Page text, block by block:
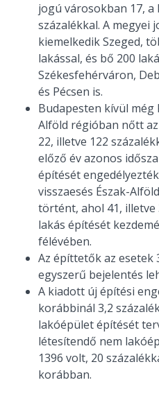
jogú városokban 17, a
százalékkal. A megyei
kiemelkedik Szeged,
lakással, és bő 200
Székesfehérváron,
és Pécsen is.
Budapesten kívül
Alföld régióban nőtt
22, illetve 122
előző év azonos
építését
visszaesés Észak-
történt, ahol 41, illetve
lakás építését
félévében.
Az építtetők az esetek
egyszerű bejelentés
A kiadott új építési
korábbinál 3,2
lakóépület építését
létesítendő nem
1396 volt, 20
korábban.